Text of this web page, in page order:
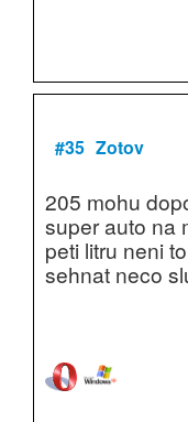
#35 Zotov
205 mohu
super auto na
peti litru neni
sehnat neco